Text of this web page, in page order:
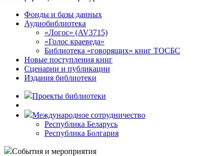
Фонды и базы данных
Аудиобиблиотека
«Логос» (AV3715)
«Голос краеведа»
Библиотека «говорящих» книг ТОСБС
Новые поступления книг
Сценарии и публикации
Издания библиотеки
Проекты библиотеки
Международное сотрудничество
Республика Беларусь
Республика Болгария
События и мероприятия